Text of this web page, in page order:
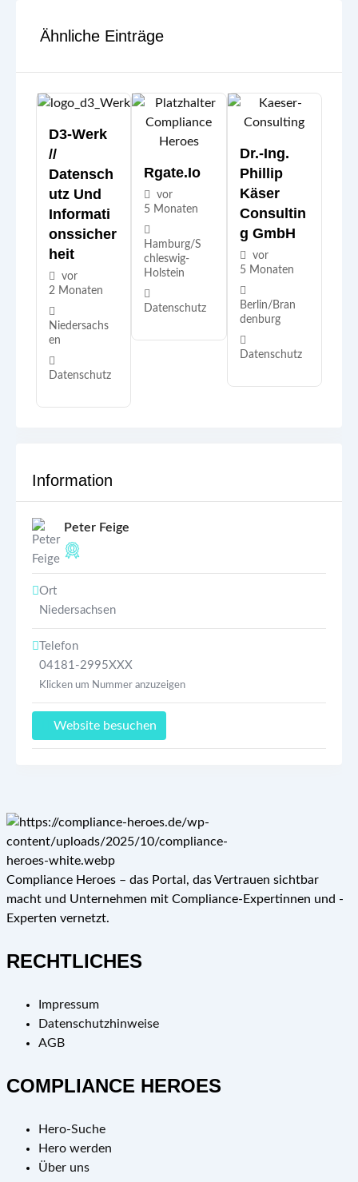
Ähnliche Einträge
D3-Werk
//
Datensch
Utz Und
Informati
Onssicher
Heit
vor
2 Monaten
Niedersachs
en
Datenschutz
Rgate.io
vor
5 Monaten
Hamburg/S
chleswig-
Holstein
Datenschutz
Dr.-Ing.
Phillip
Käser
Consultin
G GmbH
vor
5 Monaten
Berlin/Bran
denburg
Datenschutz
Information
Peter Feige
Ort
Niedersachsen
Telefon
04181-2995XXX
Klicken um Nummer anzuzeigen
Website besuchen
Compliance Heroes – das Portal, das Vertrauen sichtbar
macht und Unternehmen mit Compliance-Expertinnen und -
Experten vernetzt.
RECHTLICHES
Impressum
Datenschutzhinweise
AGB
COMPLIANCE HEROES
Hero-Suche
Hero werden
Über uns